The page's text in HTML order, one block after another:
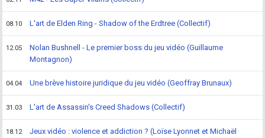
08.10 L'art de Elden Ring - Shadow of the Erdtree (Collectif)
12.05
Nolan Bushnell - Le premier boss du jeu vidéo (Guillaume
Montagnon)
04.04 Une brève histoire juridique du jeu vidéo (Geoffray Brunaux)
31.03 L'art de Assassin's Creed Shadows (Collectif)
18.12
Jeux vidéo : violence et addiction ? (Loïse Lyonnet et Michaël